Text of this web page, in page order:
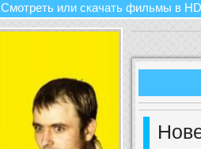
Смотреть или скачать фильмы в